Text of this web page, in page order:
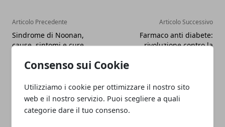
Consenso sui Cookie
Utilizziamo i cookie per ottimizzare il nostro sito
web e il nostro servizio. Puoi scegliere a quali
categorie dare il tuo consenso.
Articolo Precedente
Sindrome di Noonan,
cause, sintomi e cure
Articolo Successivo
Farmaco anti diabete:
rivoluzione contro la